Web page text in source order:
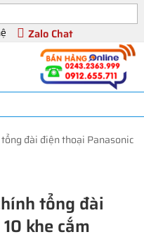
Zalo Chat
đài điện thoại Panasonic
tổng đài
khe cắm